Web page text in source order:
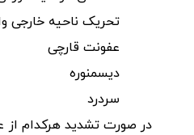
تحریک ناحیه خارجی
عفونت قارچی
دیسمنوره
سردرد
در صورت تشدید هرکدام از